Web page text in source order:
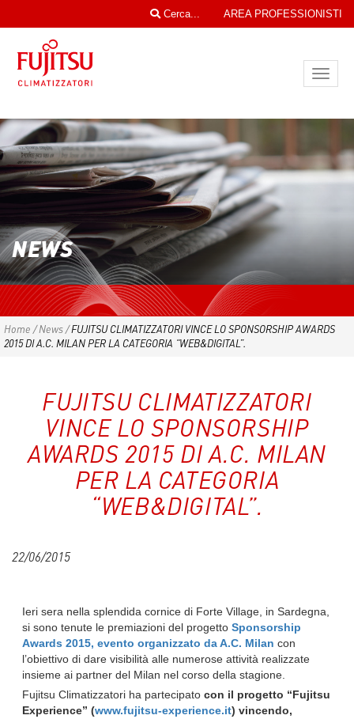
AREA PROFESSIONISTI
Cerca...
NEWS
Home /News/FUJITSU CLIMATIZZATORI VINCE LO SPONSORSHIP AWARDS
2015 DI A.C. MILAN PER LA CATEGORIA “WEB&DIGITAL”.
FUJITSU CLIMATIZZATORI
VINCE LO SPONSORSHIP
AWARDS 2015 DI A.C. MILAN
PER LA CATEGORIA
“WEB&DIGITAL”.
22/06/2015
Ieri sera nella splendida cornice di Forte Village, in Sardegna,
si sono tenute le premiazioni del progetto Sponsorship
Awards 2015, evento organizzato da A.C. Milan con
l’obiettivo di dare visibilità alle numerose attività realizzate
insieme ai partner del Milan nel corso della stagione.
Fujitsu Climatizzatori ha partecipato con il progetto “Fujitsu
Experience” (www.fujitsu-experience.it) vincendo,